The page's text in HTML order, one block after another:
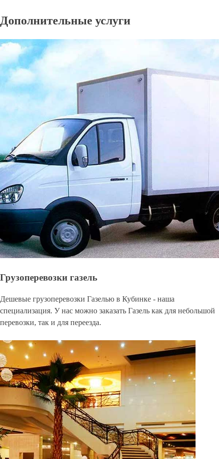
Дополнительные услуги
Грузоперевозки газель
Дешевые грузоперевозки Газелью в Кубинке - наша
специализация. У нас можно заказать Газель как для небольшой
перевозки, так и для переезда.